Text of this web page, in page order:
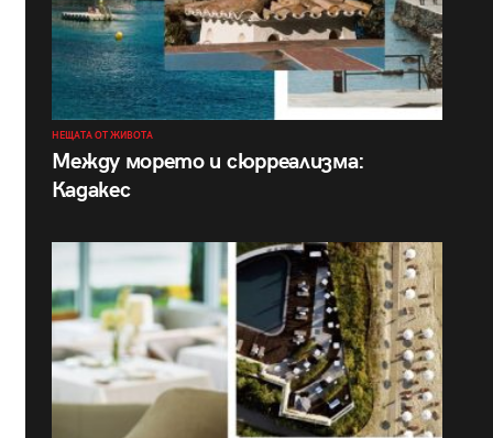
НЕЩАТА ОТ ЖИВОТА
Между морето и сюрреализма:
Кадакес